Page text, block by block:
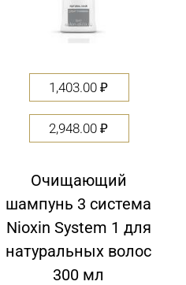
1,403.00₽
2,948.00₽
Очищающий
шампунь 3 система
Nioxin System 1 для
натуральных волос
300 мл